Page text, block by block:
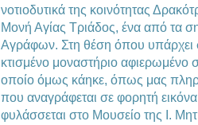
νοτιοδυτικά της κοινότητας
Μονή Αγίας Τριάδος, ένα από τα
Αγράφων. Στη θέση όπου υπάρχει
κτισμένο μοναστήριο αφιερωμένο
οποίο όμως κάηκε, όπως μας
που αναγράφεται σε φορητή
φυλάσσεται στο Μουσείο της Ι.